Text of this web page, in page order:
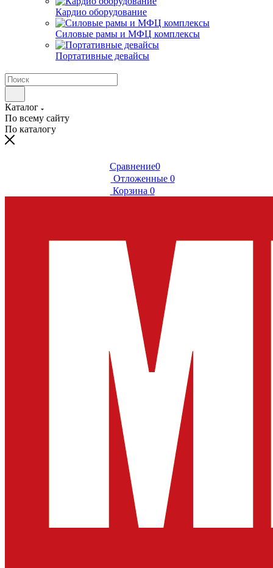
Кардио оборудование
Силовые рамы и МФЦ комплексы
Портативные девайсы
Каталог
По всему сайту
По каталогу
Сравнение0
Отложенные 0
Корзина 0